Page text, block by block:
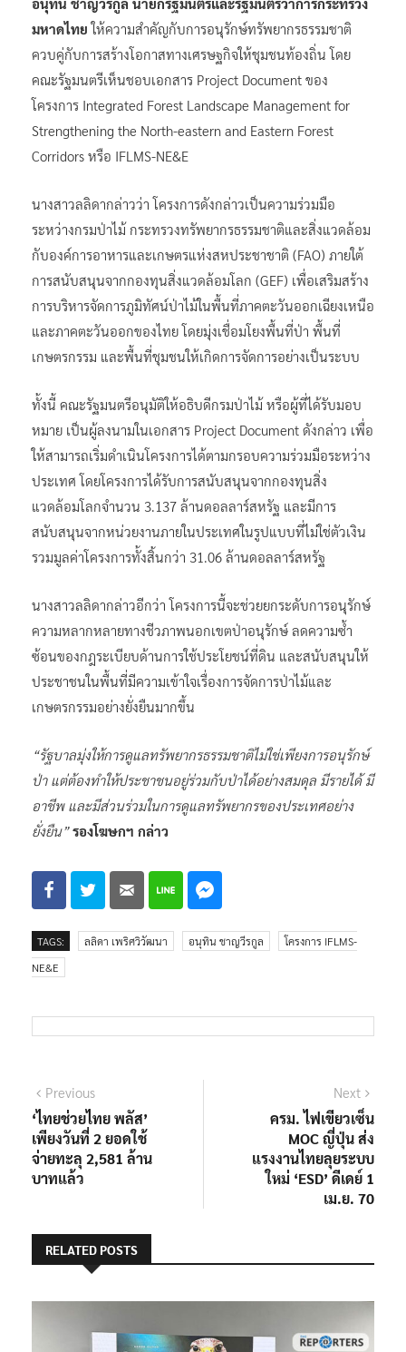
มหาดไทย ให้ความสำคัญกับการอนุรักษ์ทรัพยากรธรรมชาติ
ควบคู่กับการสร้างโอกาสทางเศรษฐกิจให้ชุมชนท้องถิ่น โดย
คณะรัฐมนตรีเห็นชอบเอกสาร Project Document ของ
โครงการ Integrated Forest Landscape Management for
Strengthening the North-eastern and Eastern Forest
Corridors หรือ IFLMS-NE&E
นางสาวลลิดากล่าวว่า โครงการดังกล่าวเป็นความร่วมมือ
ระหว่างกรมป่าไม้ กระทรวงทรัพยากรธรรมชาติและสิ่งแวดล้อม
กับองค์การอาหารและเกษตรแห่งสหประชาชาติ (FAO) ภายใต้
การสนับสนุนจากกองทุนสิ่งแวดล้อมโลก (GEF) เพื่อเสริมสร้าง
การบริหารจัดการภูมิทัศน์ป่าไม้ในพื้นที่ภาคตะวันออกเฉียงเหนือ
และภาคตะวันออกของไทย โดยมุ่งเชื่อมโยงพื้นที่ป่า พื้นที่
เกษตรกรรม และพื้นที่ชุมชนให้เกิดการจัดการอย่างเป็นระบบ
ทั้งนี้ คณะรัฐมนตรีอนุมัติให้อธิบดีกรมป่าไม้ หรือผู้ที่ได้รับมอบ
หมาย เป็นผู้ลงนามในเอกสาร Project Document ดังกล่าว เพื่อ
ให้สามารถเริ่มดำเนินโครงการได้ตามกรอบความร่วมมือระหว่าง
ประเทศ โดยโครงการได้รับการสนับสนุนจากกองทุนสิ่ง
แวดล้อมโลกจำนวน 3.137 ล้านดอลลาร์สหรัฐ และมีการ
สนับสนุนจากหน่วยงานภายในประเทศในรูปแบบที่ไม่ใช่ตัวเงิน
รวมมูลค่าโครงการทั้งสิ้นกว่า 31.06 ล้านดอลลาร์สหรัฐ
นางสาวลลิดากล่าวอีกว่า โครงการนี้จะช่วยยกระดับการอนุรักษ์
ความหลากหลายทางชีวภาพนอกเขตป่าอนุรักษ์ ลดความซ้ำ
ซ้อนของกฎระเบียบด้านการใช้ประโยชน์ที่ดิน และสนับสนุนให้
ประชาชนในพื้นที่มีความเข้าใจเรื่องการจัดการป่าไม้และ
เกษตรกรรมอย่างยั่งยืนมากขึ้น
“รัฐบาลมุ่งให้การดูแลทรัพยากรธรรมชาติไม่ใช่เพียงการอนุรักษ์
ป่า แต่ต้องทำให้ประชาชนอยู่ร่วมกับป่าได้อย่างสมดุล มีรายได้ มี
อาชีพ และมีส่วนร่วมในการดูแลทรัพยากรของประเทศอย่าง
ยั่งยืน” รองโฆษกฯ กล่าว
TAGS: ลลิดา เพริศวิวัฒนา อนุทิน ชาญวีรกูล
โครงการ IFLMS-
NE&E
แนะแนว
เรื่อง
PreviousPrevious
post:
‘ไทยช่วยไทย พลัส’
เพียงวันที่ 2 ยอดใช้
จ่ายทะลุ 2,581 ล้าน
บาทแล้ว
Next
post:
ครม. ไฟเขียวเซ็น
MOC ญี่ปุ่น ส่ง
แรงงานไทยลุยระบบ
ใหม่ ‘ESD’ ดีเดย์ 1
เม.ย. 70
RELATED POSTS